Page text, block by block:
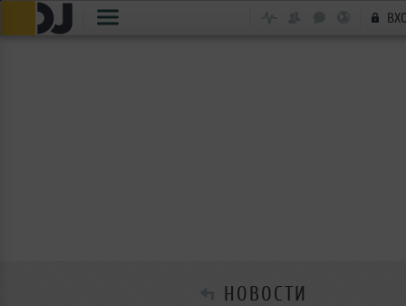
НОВОСТИ